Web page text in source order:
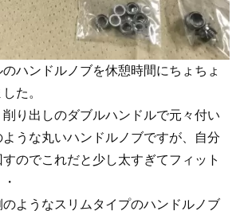
ハンドルノブを休憩時間にちょちょ
た。
り出しのダブルハンドルで元々付い
うな丸いハンドルノブですが、自分
のでこれだと少し太すぎてフィット
ようなスリムタイプのハンドルノブ